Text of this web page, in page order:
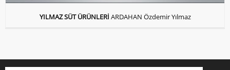
YILMAZ SÜT ÜRÜNLERİ ARDAHAN Özdemir Yılmaz